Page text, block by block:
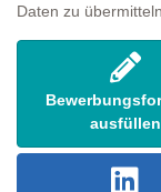
Daten zu
ausfüllen